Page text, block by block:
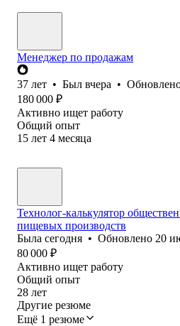
Менеджер по продажам
37 лет • Был вчера •
180 000 ₽
Активно ищет работу
Общий опыт
15 лет 4 месяца
Технолог-калькулятор
пищевых производств
Была сегодня • Обновлено 20
80 000 ₽
Активно ищет работу
Общий опыт
28 лет
Другие резюме
Ещё 1 резюме